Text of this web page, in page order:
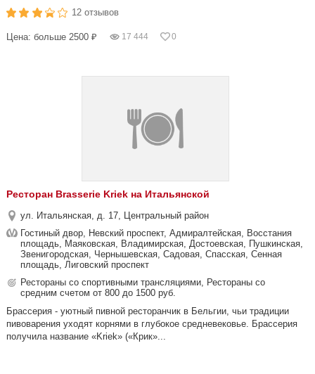
12 отзывов
Цена: больше 2500 ₽ 17 444 0
Ресторан Brasserie Kriek на Итальянской
ул. Итальянская, д. 17, Центральный район
Гостиный двор, Невский проспект, Адмиралтейская, Восстания
площадь, Маяковская, Владимирская, Достоевская, Пушкинская,
Звенигородская, Чернышевская, Садовая, Спасская, Сенная
площадь, Лиговский проспект
Рестораны со спортивными трансляциями, Рестораны со
средним счетом от 800 до 1500 руб.
Брассерия - уютный пивной ресторанчик в Бельгии, чьи традиции
пивоварения уходят корнями в глубокое средневековье. Брассерия
получила название «Kriek» («Крик»...